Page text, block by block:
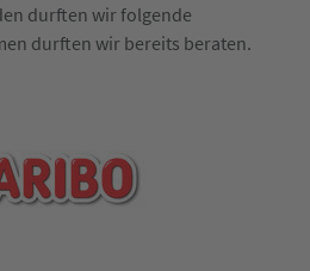
durften wir folgende
durften wir bereits beraten.